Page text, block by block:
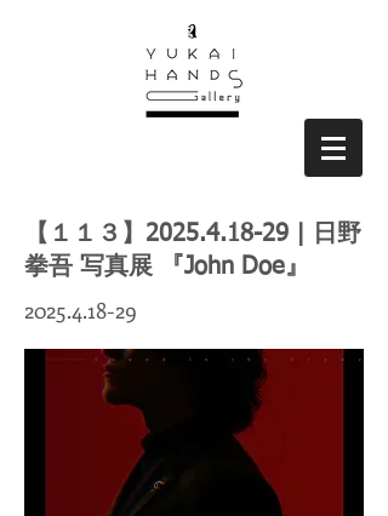
【１１３】2025.4.18-29 | 日野
拳吾 写真展 『John Doe』
2025.4.18-29